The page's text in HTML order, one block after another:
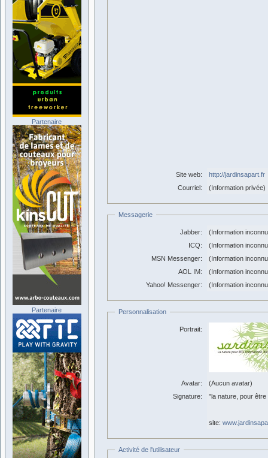
Site web:
http://jardinsapart.fr
Courriel:
(Information privée)
Messagerie
Jabber:
(Information
ICQ:
(Information
MSN Messenger:
(Information
AOL IM:
(Information
Yahoo! Messenger:
(Information
Personnalisation
Portrait:
Avatar:
(Aucun avatar)
Signature:
"la nature, pour
site:
Activité de l'utilisateur
Partenaire
Partenaire